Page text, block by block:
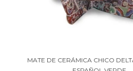
MATE DE CERÁMICA CHICO